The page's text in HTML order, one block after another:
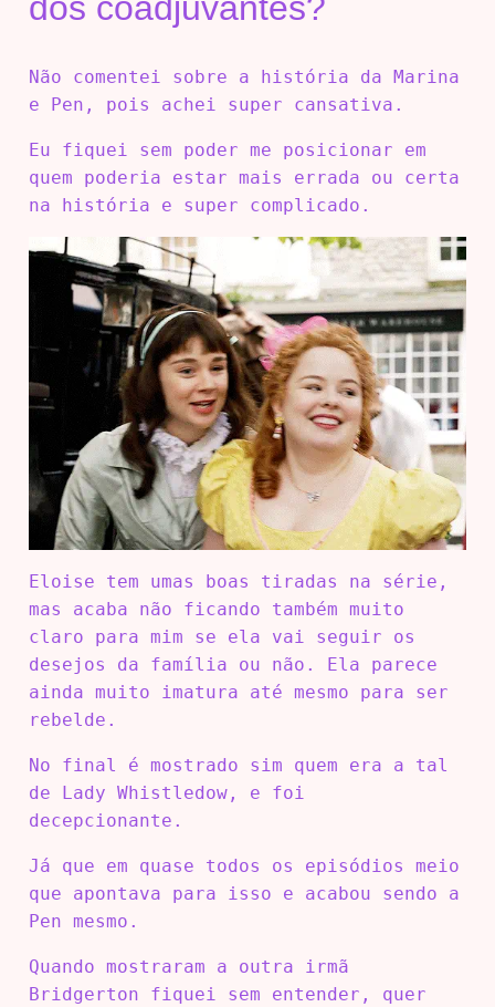
dos coadjuvantes?
Não comentei sobre a história da Marina
e Pen, pois achei super cansativa.
Eu fiquei sem poder me posicionar em
quem poderia estar mais errada ou certa
na história e super complicado.
Eloise tem umas boas tiradas na série,
mas acaba não ficando também muito
claro para mim se ela vai seguir os
desejos da família ou não. Ela parece
ainda muito imatura até mesmo para ser
rebelde.
No final é mostrado sim quem era a tal
de Lady Whistledow, e foi
decepcionante.
Já que em quase todos os episódios meio
que apontava para isso e acabou sendo a
Pen mesmo.
Quando mostraram a outra irmã
Bridgerton fiquei sem entender, quer